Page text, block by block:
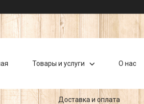
Товары и услуги О нас
Доставка и оплата